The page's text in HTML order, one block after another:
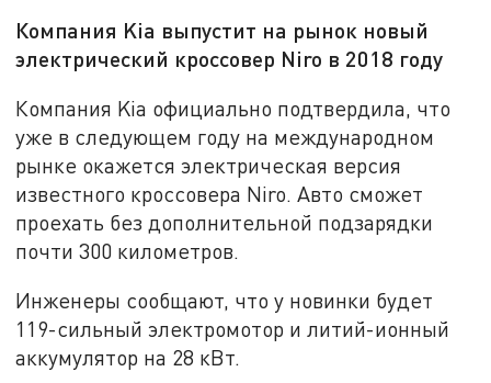
Компания Kia выпустит на рынок новый
электрический кроссовер Niro в 2018 году
Компания Kia официально подтвердила, что
уже в следующем году на международном
рынке окажется электрическая версия
известного кроссовера Niro. Авто сможет
проехать без дополнительной подзарядки
почти 300 километров.
Инженеры сообщают, что у новинки будет
119-сильный электромотор и литий-ионный
аккумулятор на 28 кВт.